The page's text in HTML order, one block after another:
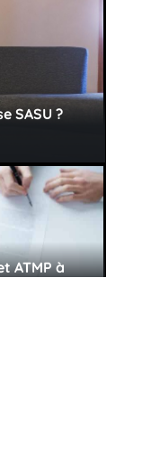
SASU ?
ATMP à